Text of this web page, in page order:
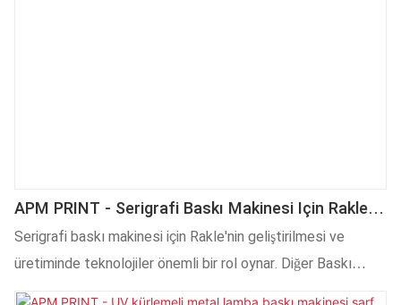
APM PRINT - Serigrafi Baskı Makinesi Için Rakle
Diğer
Serigrafi baskı makinesi için Rakle'nin geliştirilmesi ve
üretiminde teknolojiler önemli bir rol oynar. Diğer Baskı
Malzemeleri alanında son derece iyi işlev görür ve geniş bir